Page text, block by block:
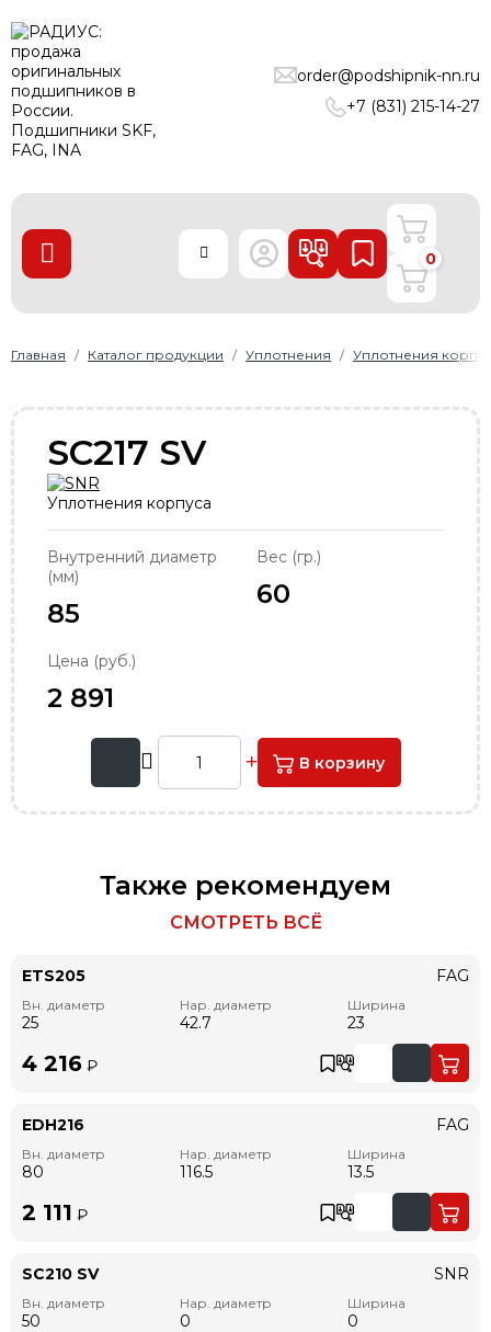
order@podshipnik-nn.ru
+7 (831) 215-14-27
ПОДШИПНИКИ
ЛИНЕЙНЫЕ ТЕХНОЛОГИИ
РЕМНИ
О нас
Доставка и оплата
+7 (831) 215-14-27
order@podshipnik-nn.ru
0
Главная Каталог продукции Уплотнения Уплотнения
SC217 SV
Уплотнения корпуса
Внутренний диаметр
(мм)
85
Вес (гр.)
60
Цена (руб.)
2 891
В корзину
Также рекомендуем
СМОТРЕТЬ ВСЁ
ETS205
Вн. диаметр
25
Нар. диаметр
42.7
Ширина
23
FAG
4 216 ₽
EDH216
Вн. диаметр
80
Нар. диаметр
116.5
Ширина
13.5
FAG
2 111 ₽
SC210 SV
Вн. диаметр
50
Нар. диаметр
0
Ширина
0
SNR